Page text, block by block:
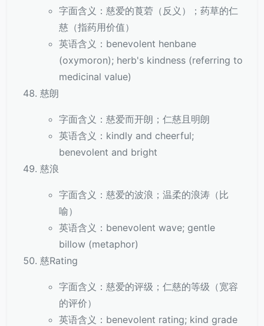
字面含义：慈爱的莨菪（反义）；药草的仁
慈（指药用价值）
英语含义：benevolent henbane
(oxymoron); herb's kindness (referring to
medicinal value)
慈朗
字面含义：慈爱而开朗；仁慈且明朗
英语含义：kindly and cheerful;
benevolent and bright
慈浪
字面含义：慈爱的波浪；温柔的浪涛（比
喻）
英语含义：benevolent wave; gentle
billow (metaphor)
慈Rating
字面含义：慈爱的评级；仁慈的等级（宽容
的评价）
英语含义：benevolent rating; kind grade